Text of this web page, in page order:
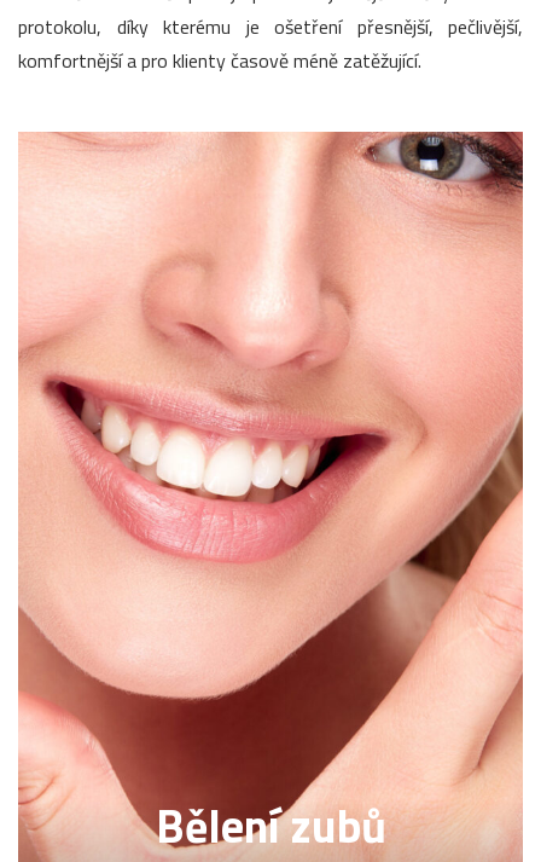
protokolu, díky kterému je ošetření přesnější, pečlivější,
komfortnější a pro klienty časově méně zatěžující.
Bělení zubů